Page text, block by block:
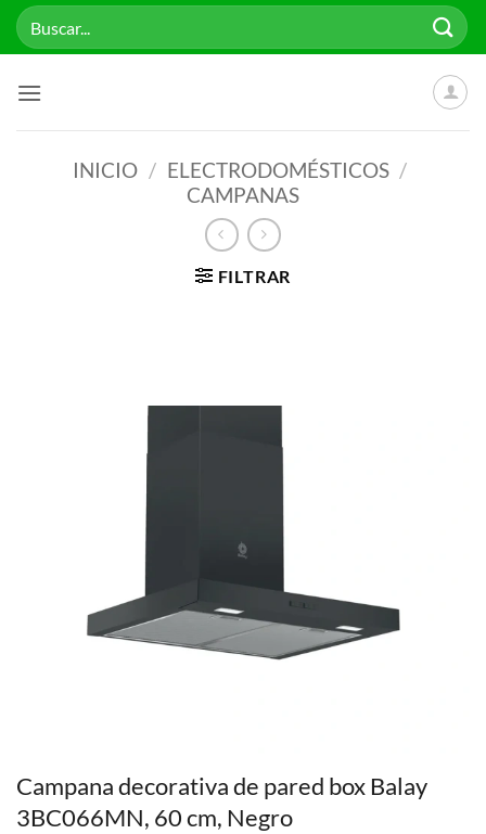
Saltar
Buscar
por:
INICIO / ELECTRODOMÉSTICOS /
CAMPANAS
FILTRAR
Campana decorativa de pared box Balay
3BC066MN, 60 cm, Negro